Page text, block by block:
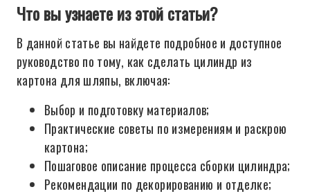
Что вы узнаете из этой статьи?
В данной статье вы найдете подробное и доступное
руководство по тому, как сделать цилиндр из
картона для шляпы, включая:
Выбор и подготовку материалов;
Практические советы по измерениям и раскрою
картона;
Пошаговое описание процесса сборки цилиндра;
Рекомендации по декорированию и отделке;